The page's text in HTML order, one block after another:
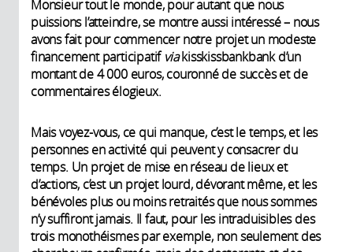
Monsieur tout le monde, pour autant que nous
puissions l’atteindre, se montre aussi intéressé – nous
avons fait pour commencer notre projet un modeste
financement participatifviakisskissbankbank d’un
montant de 4 000 euros, couronné de succès et de
commentaires élogieux.
Mais voyez-vous, ce qui manque, c’est le temps, et les
personnes en activité qui peuvent y consacrer du
temps. Un projet de mise en réseau de lieux et
d’actions, c’est un projet lourd, dévorant même, et les
bénévoles plus ou moins retraités que nous sommes
n’y suffiront jamais. Il faut, pour les intraduisibles des
trois monothéismes par exemple, non seulement des